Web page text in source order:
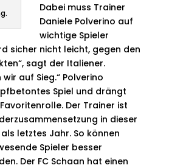
Dabei muss Trainer
Daniele Polverino auf
wichtige Spieler
sicher nicht leicht, gegen den
sagt der Italiener.
auf Sieg.“ Polverino
Spiel und drängt
Der Trainer ist
in dieser
letztes Jahr. So können
Spieler besser
Der FC Schaan hat einen